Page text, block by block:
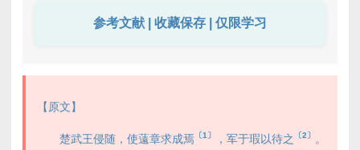
参考文献 | 收藏保存 | 仅限学习
【原文】
楚武王侵随，使薳章求成焉 〔1〕 ，军于瑕以待之 〔2〕
。